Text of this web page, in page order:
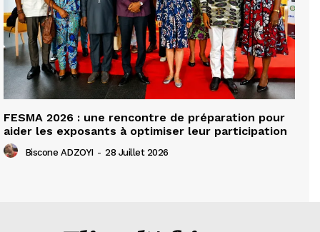
FESMA 2026 : une rencontre de préparation pour
aider les exposants à optimiser leur participation
Biscone ADZOYI - 28 Juillet 2026